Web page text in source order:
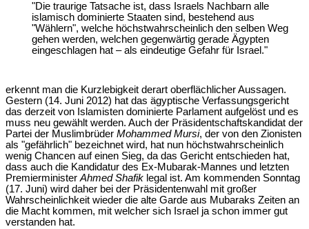
"Die traurige Tatsache ist, dass Israels Nachbarn alle
islamisch dominierte Staaten sind, bestehend aus
"Wählern", welche höchstwahrscheinlich den selben Weg
gehen werden, welchen gegenwärtig gerade Ägypten
eingeschlagen hat – als eindeutige Gefahr für Israel."
erkennt man die Kurzlebigkeit derart oberflächlicher Aussagen.
Gestern (14. Juni 2012) hat das ägyptische Verfassungsgericht
das derzeit von Islamisten dominierte Parlament aufgelöst und es
muss neu gewählt werden. Auch der Präsidentschaftskandidat der
Partei der Muslimbrüder Mohammed Mursi, der von den Zionisten
als "gefährlich" bezeichnet wird, hat nun höchstwahrscheinlich
wenig Chancen auf einen Sieg, da das Gericht entschieden hat,
dass auch die Kandidatur des Ex-Mubarak-Mannes und letzten
PremierministerAhmed Shafik legal ist. Am kommenden Sonntag
(17. Juni) wird daher bei der Präsidentenwahl mit großer
Wahrscheinlichkeit wieder die alte Garde aus Mubaraks Zeiten an
die Macht kommen, mit welcher sich Israel ja schon immer gut
verstanden hat.